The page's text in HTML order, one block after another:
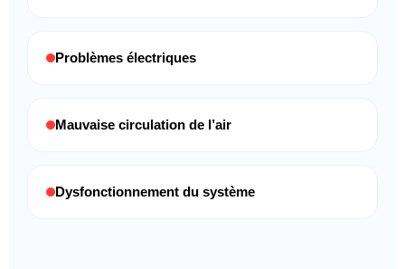
Problèmes électriques
Mauvaise circulation de l’air
Dysfonctionnement du système